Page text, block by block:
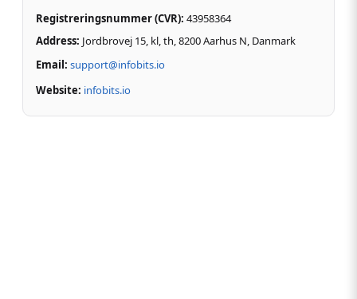
Registreringsnummer (CVR): 43958364
Address: Jordbrovej 15, kl, th, 8200 Aarhus N, Danmark
Email: support@infobits.io
Website: infobits.io